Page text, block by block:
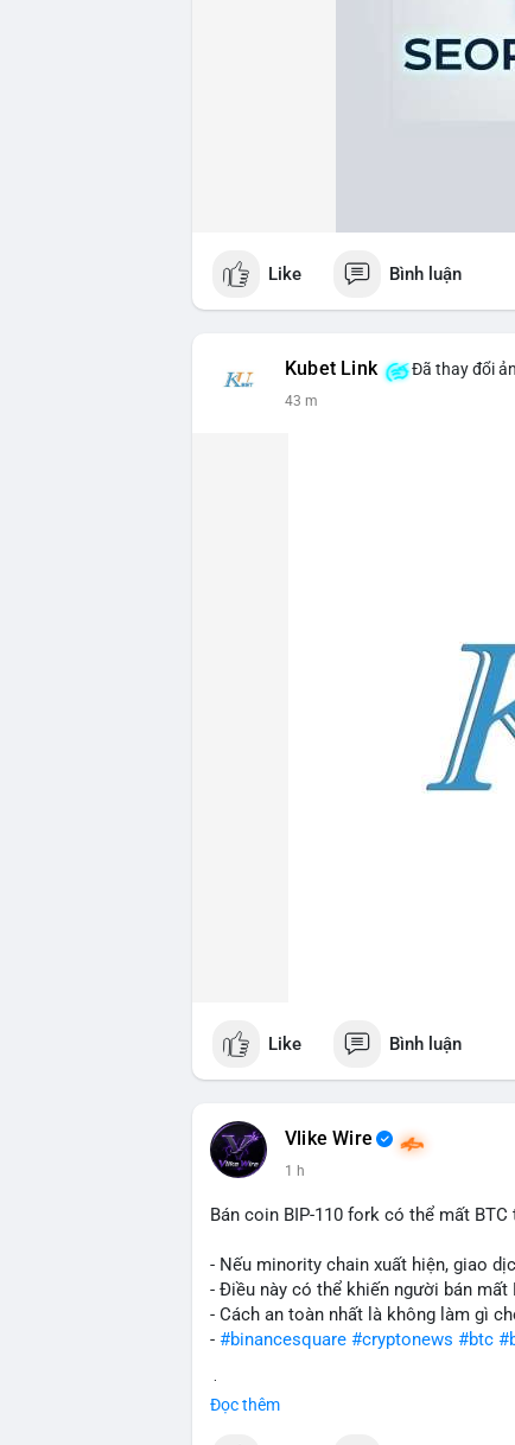
Like Bình luận
Kubet Link Đã thay đổi
43 m
Like Bình luận
Vlike Wire
1 h
Bán coin BIP-110 fork có thể mất BTC
- Nếu minority chain xuất hiện, giao
- Điều này có thể khiến người bán
- Cách an toàn nhất là không làm gì
- #binancesquare #cryptonews #btc
Đọc thêm